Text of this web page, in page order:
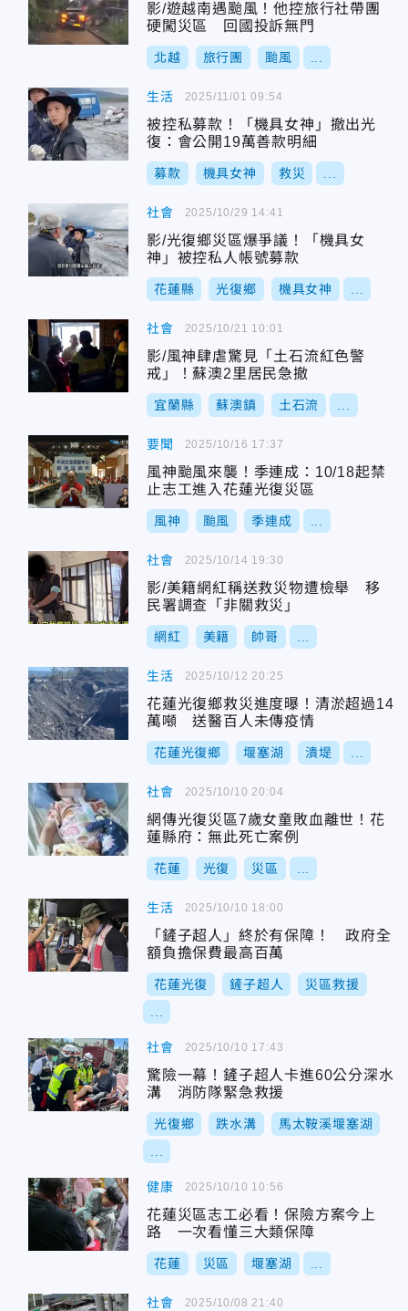
影/遊越南遇颱風！他控旅行社帶團
硬闖災區 回國投訴無門
北越 旅行團 颱風
生活
被控私募款！「機具女神」撤出光
復：會公開19萬善款明細
募款 機具女神 救災
2025/11/01 09:54
社會
影/光復鄉災區爆爭議！「機具女
神」被控私人帳號募款
花蓮縣 光復鄉 機具女神
2025/10/29 14:41
社會
影/風神肆虐驚見「土石流紅色警
戒」！蘇澳2里居民急撤
宜蘭縣 蘇澳鎮 土石流
2025/10/21 10:01
要聞
風神颱風來襲！季連成：10/18起禁
止志工進入花蓮光復災區
風神 颱風 季連成
2025/10/16 17:37
社會
影/美籍網紅稱送救災物遭檢舉 移
民署調查「非關救災」
網紅 美籍 帥哥
2025/10/14 19:30
生活
花蓮光復鄉救災進度曝！清淤超過14
萬噸 送醫百人未傳疫情
花蓮光復鄉 堰塞湖 潰堤
2025/10/12 20:25
社會
網傳光復災區7歲女童敗血離世！花
蓮縣府：無此死亡案例
花蓮 光復 災區
2025/10/10 20:04
生活
「鏟子超人」終於有保障！ 政府全
額負擔保費最高百萬
花蓮光復 鏟子超人 災區救援
2025/10/10 18:00
社會
驚險一幕！鏟子超人卡進60公分深水
溝 消防隊緊急救援
光復鄉 跌水溝 馬太鞍溪堰塞湖
2025/10/10 17:43
健康
花蓮災區志工必看！保險方案今上
路 一次看懂三大類保障
花蓮 災區 堰塞湖
2025/10/10 10:56
社會 2025/10/08 21:40